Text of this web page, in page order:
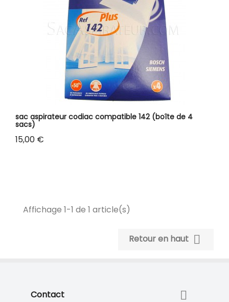
sac aspirateur codiac compatible 142 (boîte de 4
sacs)
Prix
15,00 €
Affichage 1-1 de 1 article(s)
Retour en haut 
Contact 